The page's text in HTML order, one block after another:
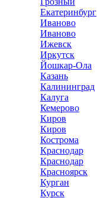
Екатеринбург
Иваново
Иваново
Ижевск
Иркутск
Йошкар-Ола
Казань
Калининград
Калуга
Кемерово
Киров
Киров
Кострома
Краснодар
Краснодар
Красноярск
Курган
Курск